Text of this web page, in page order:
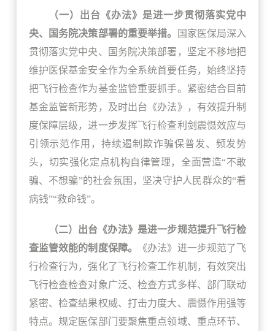
（一）出台《办法》是进一步贯彻落实党中
央、国务院决策部署的重要举措。
国家医保局深入
贯彻落实党中央、国务院决策部署，坚定不移地把
维护医保基金安全作为全系统首要任务，始终坚持
把飞行检查作为基金监管重要抓手。紧密结合目前
基金监管新形势，及时出台《办法》，有效提升制
度保障层级，进一步发挥飞行检查利剑震慑效应与
引领示范作用，持续遏制欺诈骗保普发、频发势
头，切实强化定点机构自律管理，全面营造“不敢
骗、不想骗”的社会氛围，坚决守护人民群众的“看
病钱”“救命钱”。
（二）出台《办法》是进一步规范提升飞行检
查监管效能的制度保障。
《办法》进一步规范了飞
行检查行为，强化了飞行检查工作机制，有效突出
飞行检查检查对象广泛、检查方式多样、部门联动
紧密、检查结果权威、打击力度大、震慑作用强等
特点。规定医保部门要聚焦重点领域、重点环节、